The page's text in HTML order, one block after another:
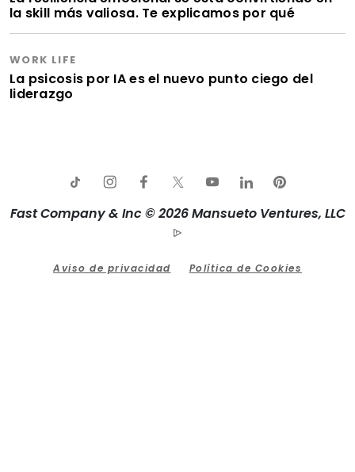
la skill más valiosa. Te explicamos por qué
WORK LIFE
La psicosis por IA es el nuevo punto ciego del
liderazgo
Fast Company & Inc © 2026 Mansueto Ventures, LLC
Aviso de privacidad Política de Cookies